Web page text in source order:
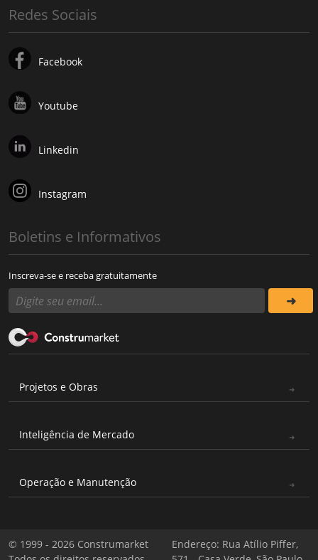
Redes Sociais
Facebook
Youtube
Linkedin
Instagram
Boletins e Informativos
Inscreva-se e receba gratuitamente
Projetos e Obras
Inteligência de Mercado
Operação e Manutenção
© 1999 - 2026 Construmarket
Endereço: Rua Atílio Piffer,